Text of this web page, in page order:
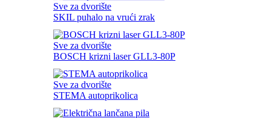
Sve za dvorište
SKIL puhalo na vrući zrak
Sve za dvorište
BOSCH krizni laser GLL3-80P
Sve za dvorište
STEMA autoprikolica